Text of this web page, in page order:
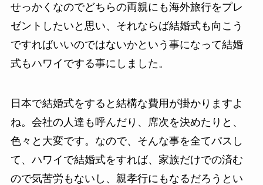
せっかくなのでどちらの両親にも海外旅行をプレ
ゼントしたいと思い、それならば結婚式も向こう
ですればいいのではないかという事になって結婚
式もハワイでする事にしました。
日本で結婚式をすると結構な費用が掛かりますよ
ね。会社の人達も呼んだり、席次を決めたりと、
色々と大変です。なので、そんな事を全てパスし
て、ハワイで結婚式をすれば、家族だけでの済む
ので気苦労もないし、親孝行にもなるだろうとい